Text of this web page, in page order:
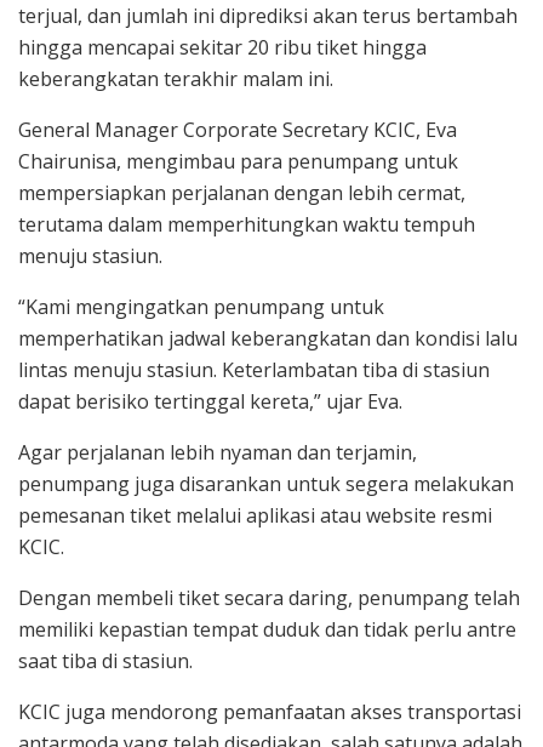
terjual, dan jumlah ini diprediksi akan terus bertambah
hingga mencapai sekitar 20 ribu tiket hingga
keberangkatan terakhir malam ini.
General Manager Corporate Secretary KCIC, Eva
Chairunisa, mengimbau para penumpang untuk
mempersiapkan perjalanan dengan lebih cermat,
terutama dalam memperhitungkan waktu tempuh
menuju stasiun.
“Kami mengingatkan penumpang untuk
memperhatikan jadwal keberangkatan dan kondisi lalu
lintas menuju stasiun. Keterlambatan tiba di stasiun
dapat berisiko tertinggal kereta,” ujar Eva.
Agar perjalanan lebih nyaman dan terjamin,
penumpang juga disarankan untuk segera melakukan
pemesanan tiket melalui aplikasi atau website resmi
KCIC.
Dengan membeli tiket secara daring, penumpang telah
memiliki kepastian tempat duduk dan tidak perlu antre
saat tiba di stasiun.
KCIC juga mendorong pemanfaatan akses transportasi